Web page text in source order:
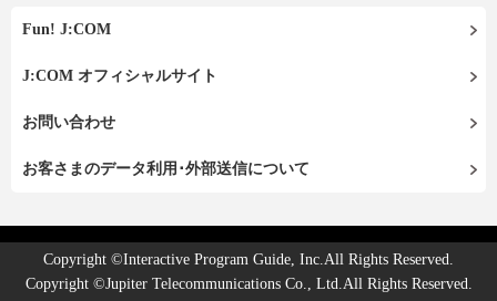
Fun! J:COM
J:COM オフィシャルサイト
お問い合わせ
お客さまのデータ利用･外部送信について
Copyright ©Interactive Program Guide, Inc.All Rights Reserved.
Copyright ©Jupiter Telecommunications Co., Ltd.All Rights Reserved.